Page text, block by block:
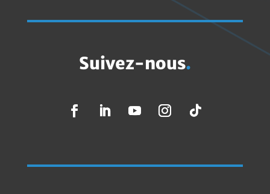
Suivez-nous.